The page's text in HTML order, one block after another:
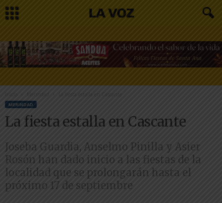
Inicio La fiesta estalla en Cascante
MERINDAD
La fiesta estalla en Cascante
Joseba Guardia, Anselmo Pinilla y Asier
Rosón han dado inicio a las fiestas de la
localidad que se prolongarán hasta el
próximo 17 de septiembre